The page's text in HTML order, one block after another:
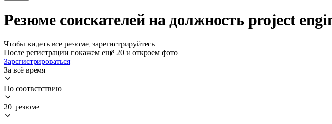
Резюме соискателей на должность project
Чтобы видеть все резюме, зарегистрируйтесь
После регистрации покажем ещё 20 и откроем фото
Зарегистрироваться
За всё время
По соответствию
20 резюме